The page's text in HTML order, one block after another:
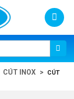
CÚT INOX >
CÚT